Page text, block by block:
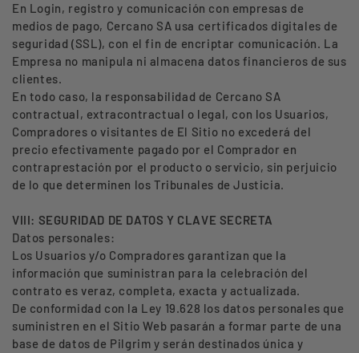
En Login, registro y comunicación con empresas de
medios de pago, Cercano SA usa certificados digitales de
seguridad (SSL), con el fin de encriptar comunicación. La
Empresa no manipula ni almacena datos financieros de sus
clientes.
En todo caso, la responsabilidad de Cercano SA
contractual, extracontractual o legal, con los Usuarios,
Compradores o visitantes de El Sitio no excederá del
precio efectivamente pagado por el Comprador en
contraprestación por el producto o servicio, sin perjuicio
de lo que determinen los Tribunales de Justicia.
VIII: SEGURIDAD DE DATOS Y CLAVE SECRETA
Datos personales:
Los Usuarios y/o Compradores garantizan que la
información que suministran para la celebración del
contrato es veraz, completa, exacta y actualizada.
De conformidad con la Ley 19.628 los datos personales que
suministren en el Sitio Web pasarán a formar parte de una
base de datos de Pilgrim y serán destinados única y